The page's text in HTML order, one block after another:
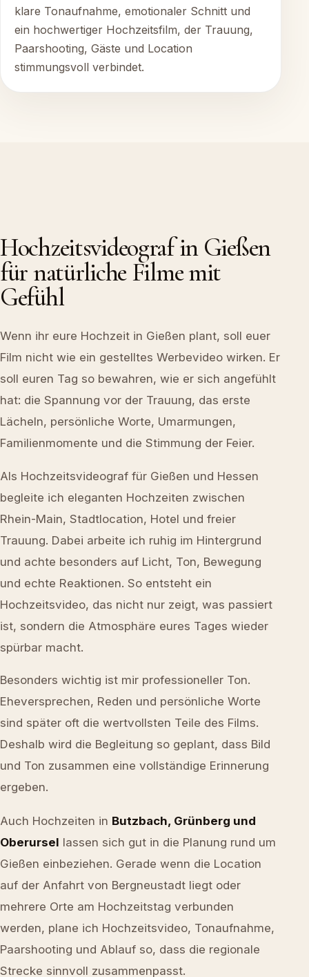
klare Tonaufnahme, emotionaler Schnitt und
ein hochwertiger Hochzeitsfilm, der Trauung,
Paarshooting, Gäste und Location
stimmungsvoll verbindet.
Hochzeitsvideograf in Gießen
für natürliche Filme mit
Gefühl
Wenn ihr eure Hochzeit in Gießen plant, soll euer
Film nicht wie ein gestelltes Werbevideo wirken. Er
soll euren Tag so bewahren, wie er sich angefühlt
hat: die Spannung vor der Trauung, das erste
Lächeln, persönliche Worte, Umarmungen,
Familienmomente und die Stimmung der Feier.
Als Hochzeitsvideograf für Gießen und Hessen
begleite ich eleganten Hochzeiten zwischen
Rhein-Main, Stadtlocation, Hotel und freier
Trauung. Dabei arbeite ich ruhig im Hintergrund
und achte besonders auf Licht, Ton, Bewegung
und echte Reaktionen. So entsteht ein
Hochzeitsvideo, das nicht nur zeigt, was passiert
ist, sondern die Atmosphäre eures Tages wieder
spürbar macht.
Besonders wichtig ist mir professioneller Ton.
Eheversprechen, Reden und persönliche Worte
sind später oft die wertvollsten Teile des Films.
Deshalb wird die Begleitung so geplant, dass Bild
und Ton zusammen eine vollständige Erinnerung
ergeben.
Auch Hochzeiten in Butzbach, Grünberg und
Oberursel lassen sich gut in die Planung rund um
Gießen einbeziehen. Gerade wenn die Location
auf der Anfahrt von Bergneustadt liegt oder
mehrere Orte am Hochzeitstag verbunden
werden, plane ich Hochzeitsvideo, Tonaufnahme,
Paarshooting und Ablauf so, dass die regionale
Strecke sinnvoll zusammenpasst.